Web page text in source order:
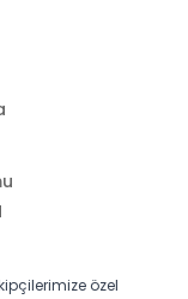
özel